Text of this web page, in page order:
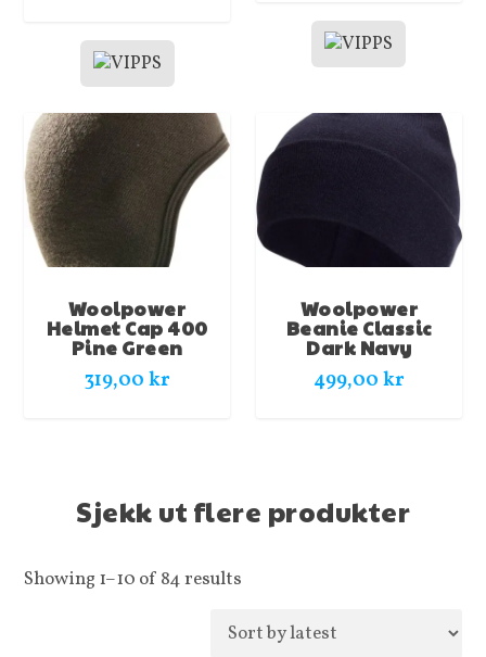
Woolpower
Helmet Cap 400
Pine Green
319,00kr
Woolpower
Beanie Classic
Dark Navy
499,00kr
Sjekk ut flere produkter
Showing 1–10 of 84 results